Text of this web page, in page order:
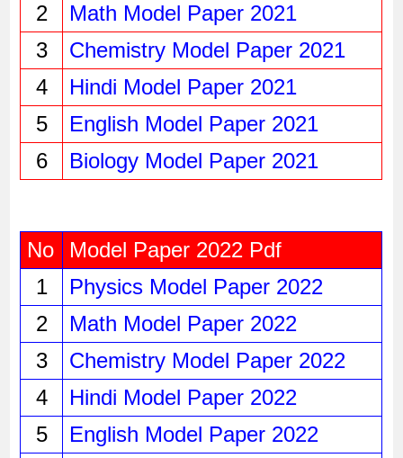
2
Math Model Paper 2021
3
Chemistry Model Paper 2021
4
Hindi Model Paper 2021
5
English Model Paper 2021
6
Biology Model Paper 2021
No
Model Paper 2022 Pdf
1
Physics Model Paper 2022
2
Math Model Paper 2022
3
Chemistry Model Paper 2022
4
Hindi Model Paper 2022
5
English Model Paper 2022